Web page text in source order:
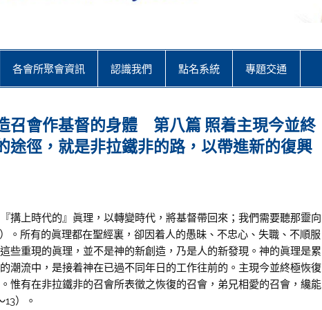
各會所聚會資訊 認識我們 點名系統 專題交通
召會作基督的身體 第八篇 照着主現今並終
途徑，就是非拉鐵非的路，以帶進新的復興
上時代的』眞理，以轉變時代，將基督帶回來；我們需要聽那靈向
。所有的眞理都在聖經裏，卻因着人的愚昧、不忠心、失職、不順服
些重現的眞理，並不是神的新創造，乃是人的新發現。神的眞理是累
潮流中，是接着神在已過不同年日的工作往前的。主現今並終極恢復
惟有在非拉鐵非的召會所表徵之恢復的召會，弟兄相愛的召會，纔能
）。